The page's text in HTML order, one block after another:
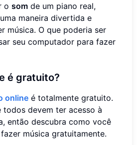
o som de um piano real,
maneira divertida e
música. O que poderia ser
seu computador para fazer
é gratuito?
online é totalmente gratuito.
todos devem ter acesso à
então descubra como você
música gratuitamente.